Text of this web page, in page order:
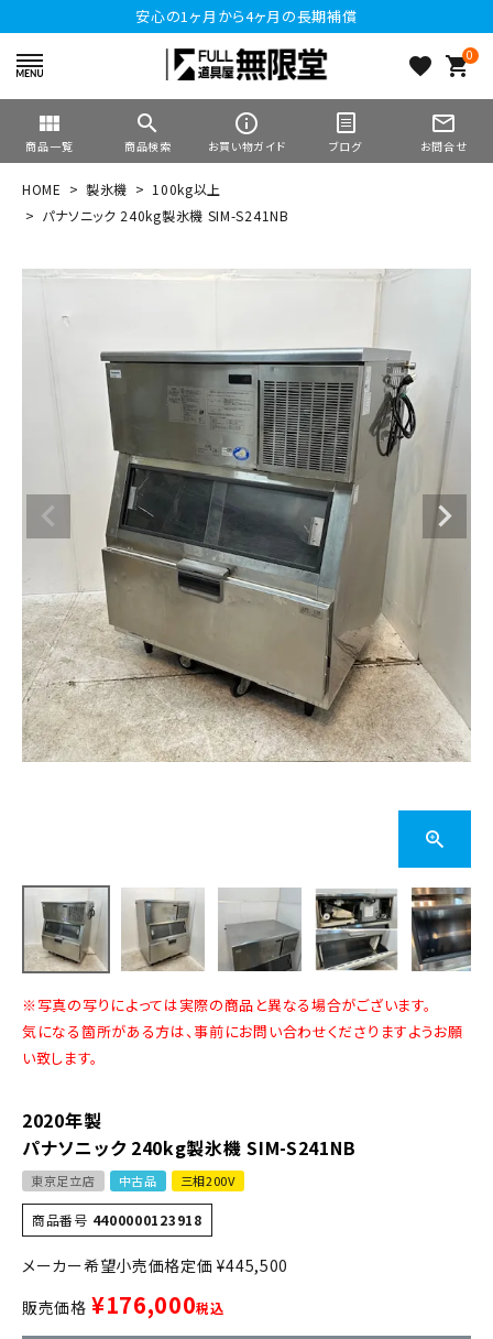
安心の1ヶ月から4ヶ月の長期補償
favorite 0
shopping_cart
view_module
商品一覧
search
商品検索
info_outline
お買い物ガイド ブログ
mail_outline
お問合せ
HOME 製氷機
100kg以上
パナソニック 240kg製氷機 SIM-S241NB
※写真の写りによっては実際の商品と異なる場合がございます。
気になる箇所がある方は、事前にお問い合わせくださりますようお願
い致します。
2020年製
パナソニック 240kg製氷機 SIM-S241NB
東京足立店 中古品 三相200V
商品番号 4400000123918
定価 ¥445,500
販売価格 ¥176,000税込